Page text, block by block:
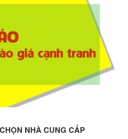
NHÀ CUNG CẤP